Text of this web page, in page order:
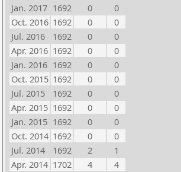
Jan. 2017 1692 0
0
Oct. 2016 1692 0
0
Jul. 2016
1692 0
0
Apr. 2016 1692 0
0
Jan. 2016 1692 0
0
Oct. 2015 1692 0
0
Jul. 2015
1692 0
0
Apr. 2015 1692 0
0
Jan. 2015 1692 0
0
Oct. 2014 1692 0
0
Jul. 2014
1692 2
1
Apr. 2014 1702 4
4